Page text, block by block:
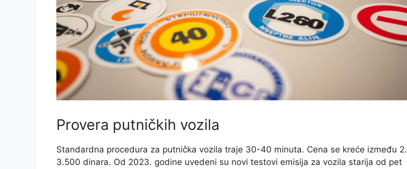
Provera putničkih vozila
Standardna procedura za putnička vozila traje 30-40 minuta. Cena se kreće između
3.500 dinara. Od 2023. godine uvedeni su novi testovi emisija za vozila starija od pet